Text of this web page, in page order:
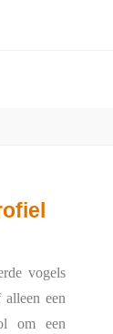
vogels
een
om een